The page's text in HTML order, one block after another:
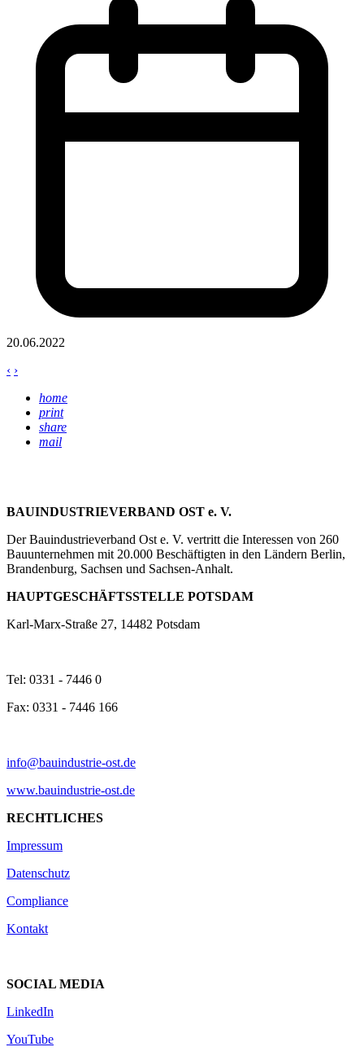
20.06.2022
‹ ›
home
print
share
mail
BAUINDUSTRIEVERBAND OST e. V.
Der Bauindustrieverband Ost e. V. vertritt die Interessen von 260
Bauunternehmen mit 20.000 Beschäftigten in den Ländern Berlin,
Brandenburg, Sachsen und Sachsen-Anhalt.
HAUPTGESCHÄFTSSTELLE POTSDAM
Karl-Marx-Straße 27, 14482 Potsdam
Tel: 0331 - 7446 0
Fax: 0331 - 7446 166
info@bauindustrie-ost.de
www.bauindustrie-ost.de
RECHTLICHES
Impressum
Datenschutz
Compliance
Kontakt
SOCIAL MEDIA
LinkedIn
YouTube